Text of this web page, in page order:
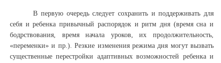
В первую очередь следует сохранить и поддерживать для
себя и ребенка привычный распорядок и ритм дня (время сна и
бодрствования, время начала уроков, их продолжительность,
«переменки» и пр.). Резкие изменения режима дня могут вызвать
существенные перестройки адаптивных возможностей ребенка и